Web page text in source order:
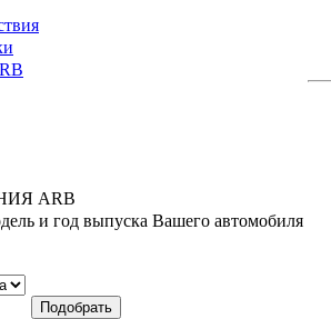
ARB
и год выпуска Вашего автомобиля